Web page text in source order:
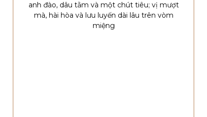
anh đào, dâu tằm và một chút tiêu; vị mượt
mà, hài hòa và lưu luyến dài lâu trên vòm
miệng